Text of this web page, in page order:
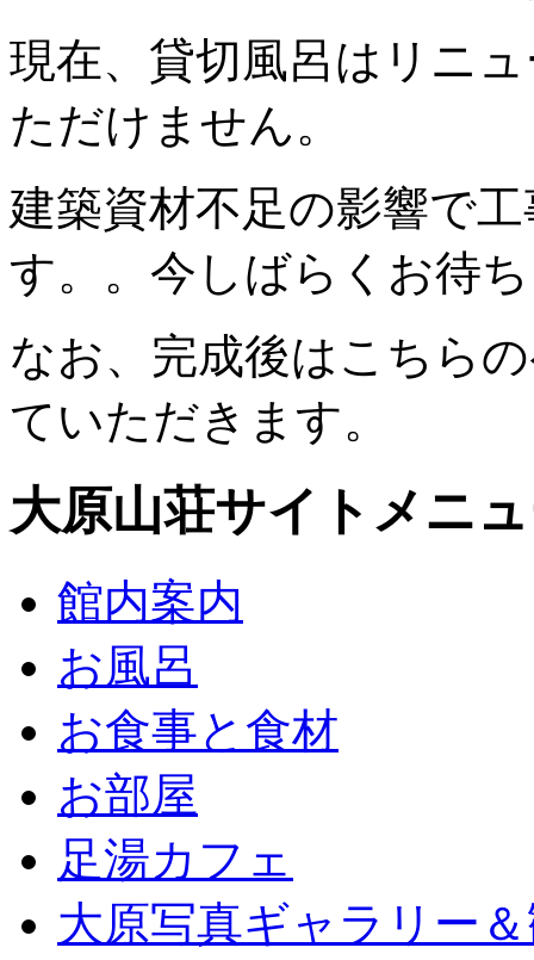
現在、貸切風呂はリニ
ただけません。
建築資材不足の影響で
す。。今しばらくお待
なお、完成後はこちら
ていただきます。
大原山荘サイトメニ
館内案内
お風呂
お食事と食材
お部屋
足湯カフェ
大原写真ギャラリー